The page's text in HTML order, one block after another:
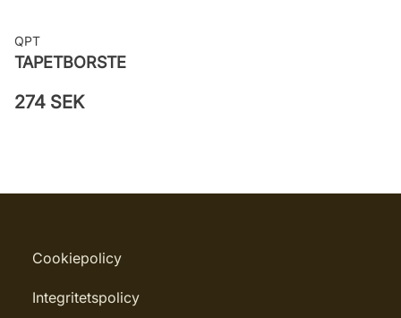
QPT
TAPETBORSTE
274 SEK
Cookiepolicy
Integritetspolicy